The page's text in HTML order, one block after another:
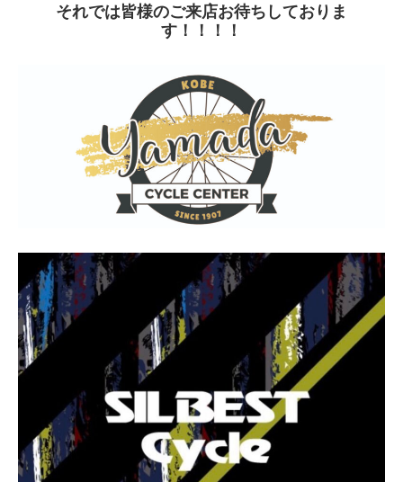
それでは皆様のご来店お待ちしておりま
す！！！！